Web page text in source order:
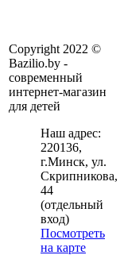
Copyright 2022 ©
Bazilio.by -
современный
интернет-магазин
для детей
Наш адрес:
220136,
г.Минск, ул.
Скрипникова,
44
(отдельный
вход)
Посмотреть
на карте